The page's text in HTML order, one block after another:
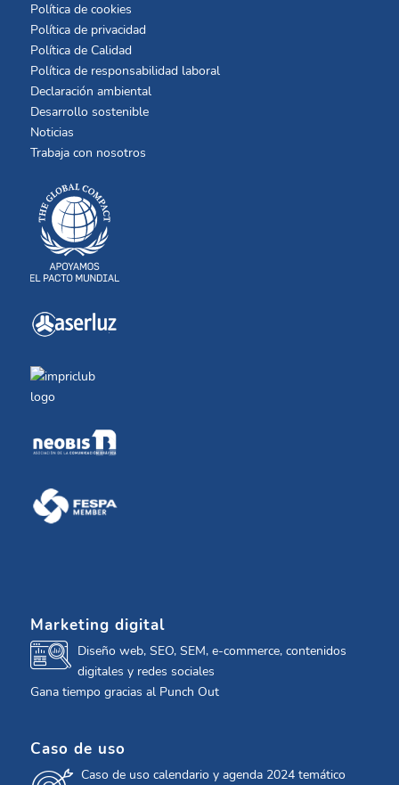
Política de cookies
Política de privacidad
Política de Calidad
Política de responsabilidad laboral
Declaración ambiental
Desarrollo sostenible
Noticias
Trabaja con nosotros
Marketing digital
Diseño web, SEO, SEM, e-commerce, contenidos
digitales y redes sociales
Gana tiempo gracias al Punch Out
Caso de uso
Caso de uso calendario y agenda 2024 temático